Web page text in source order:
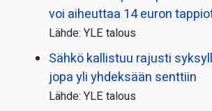
voi aiheuttaa 14 euron
Lähde: YLE talous
Sähkö kallistuu rajusti
jopa yli yhdeksään senttiin
Lähde: YLE talous